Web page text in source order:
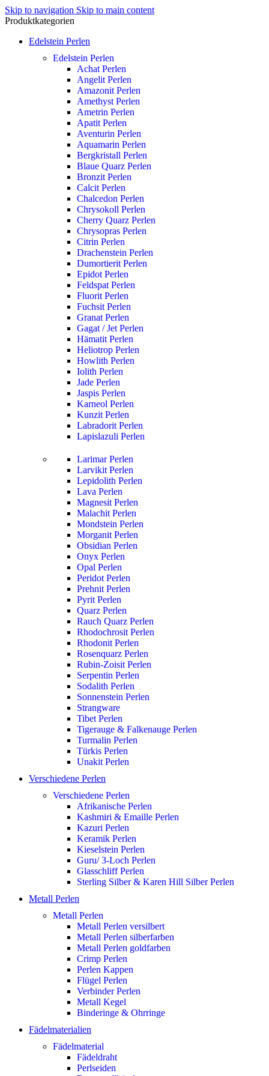
Skip to navigation Skip to main content
Produktkategorien
Edelstein Perlen
Edelstein Perlen
Achat Perlen
Angelit Perlen
Amazonit Perlen
Amethyst Perlen
Ametrin Perlen
Apatit Perlen
Aventurin Perlen
Aquamarin Perlen
Bergkristall Perlen
Blaue Quarz Perlen
Bronzit Perlen
Calcit Perlen
Chalcedon Perlen
Chrysokoll Perlen
Cherry Quarz Perlen
Chrysopras Perlen
Citrin Perlen
Drachenstein Perlen
Dumortierit Perlen
Epidot Perlen
Feldspat Perlen
Fluorit Perlen
Fuchsit Perlen
Granat Perlen
Gagat / Jet Perlen
Hämatit Perlen
Heliotrop Perlen
Howlith Perlen
Iolith Perlen
Jade Perlen
Jaspis Perlen
Karneol Perlen
Kunzit Perlen
Labradorit Perlen
Lapislazuli Perlen
Larimar Perlen
Larvikit Perlen
Lepidolith Perlen
Lava Perlen
Magnesit Perlen
Malachit Perlen
Mondstein Perlen
Morganit Perlen
Obsidian Perlen
Onyx Perlen
Opal Perlen
Peridot Perlen
Prehnit Perlen
Pyrit Perlen
Quarz Perlen
Rauch Quarz Perlen
Rhodochrosit Perlen
Rhodonit Perlen
Rosenquarz Perlen
Rubin-Zoisit Perlen
Serpentin Perlen
Sodalith Perlen
Sonnenstein Perlen
Strangware
Tibet Perlen
Tigerauge & Falkenauge Perlen
Turmalin Perlen
Türkis Perlen
Unakit Perlen
Verschiedene Perlen
Verschiedene Perlen
Afrikanische Perlen
Kashmiri & Emaille Perlen
Kazuri Perlen
Keramik Perlen
Kieselstein Perlen
Guru/ 3-Loch Perlen
Glasschliff Perlen
Sterling Silber & Karen Hill Silber Perlen
Metall Perlen
Metall Perlen
Metall Perlen versilbert
Metall Perlen silberfarben
Metall Perlen goldfarben
Crimp Perlen
Perlen Kappen
Flügel Perlen
Verbinder Perlen
Metall Kegel
Binderinge & Ohrringe
Fädelmaterialien
Fädelmaterial
Fädeldraht
Perlseiden